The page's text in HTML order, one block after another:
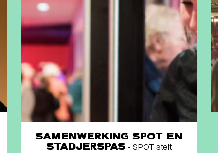
SAMENWERKING SPOT EN
STADJERSPAS - SPOT stelt